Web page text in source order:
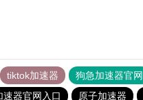
tiktok加速器 狗急加速器官网
速器官网入口
原子加速器